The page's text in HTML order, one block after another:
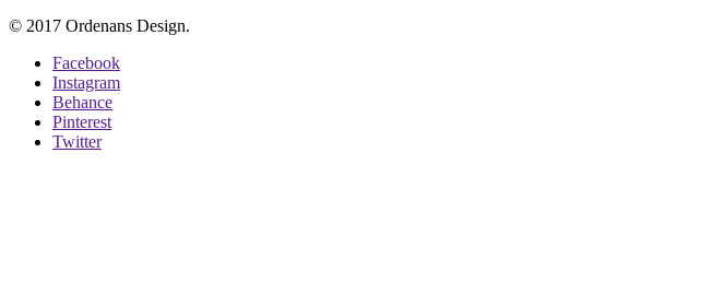
© 2017 Ordenans Design.
Facebook
Instagram
Behance
Pinterest
Twitter